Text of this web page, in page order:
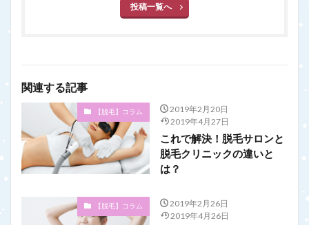
投稿一覧へ
関連する記事
【脱毛】コラム
2019年2月20日
2019年4月27日
これで解決！脱毛サロンと
脱毛クリニックの違いと
は？
【脱毛】コラム
2019年2月26日
2019年4月26日